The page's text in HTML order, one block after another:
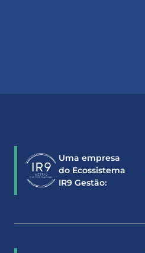
Uma empresa
do Ecossistema
IR9 Gestão: